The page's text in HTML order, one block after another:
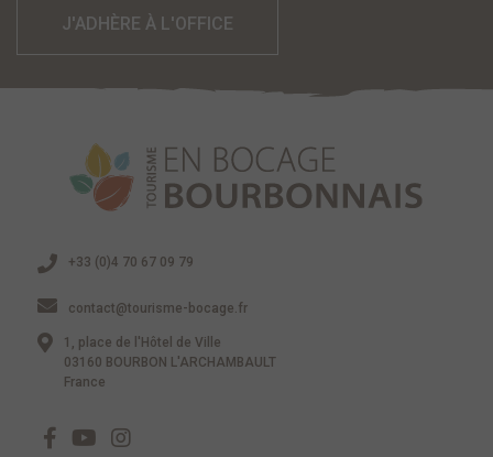
J'ADHÈRE À L'OFFICE
+33 (0)4 70 67 09 79
contact@tourisme-bocage.fr
1, place de l'Hôtel de Ville
03160 BOURBON L'ARCHAMBAULT
France